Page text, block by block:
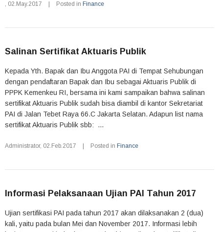
, 02.May.2017 Posted in Finance
Salinan Sertifikat Aktuaris Publik
Kepada Yth. Bapak dan Ibu Anggota PAI di Tempat Sehubungan
dengan pendaftaran Bapak dan Ibu sebagai Aktuaris Publik di
PPPK Kemenkeu RI, bersama ini kami sampaikan bahwa salinan
sertifikat Aktuaris Publik sudah bisa diambil di kantor Sekretariat
PAI di Jalan Tebet Raya 66.C Jakarta Selatan. Adapun list nama
sertifikat Aktuaris Publik sbb: ...
Administrator, 02.Feb.2017 Posted in Finance
Informasi Pelaksanaan Ujian PAI Tahun 2017
Ujian sertifikasi PAI pada tahun 2017 akan dilaksanakan 2 (dua)
kali, yaitu pada bulan Mei dan November 2017. Informasi lebih